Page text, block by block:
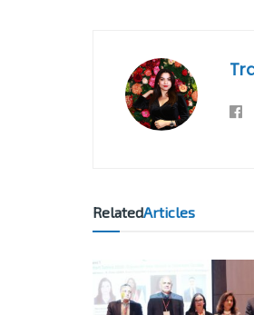
RelatedArticles